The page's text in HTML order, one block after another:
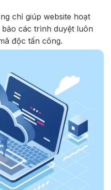
chỉ giúp website hoạt
các trình duyệt luôn
độc tấn công.